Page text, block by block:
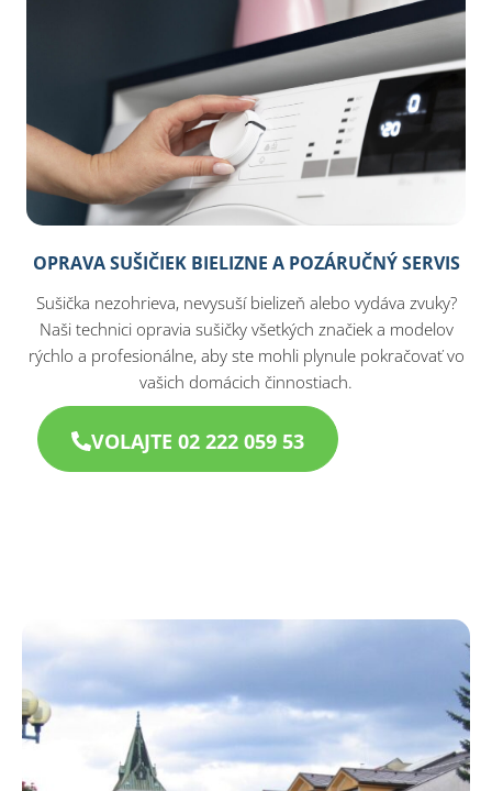
OPRAVA SUŠIČIEK BIELIZNE A POZÁRUČNÝ SERVIS
Sušička nezohrieva, nevysuší bielizeň alebo vydáva zvuky?
Naši technici opravia sušičky všetkých značiek a modelov
rýchlo a profesionálne, aby ste mohli plynule pokračovať vo
vašich domácich činnostiach.
VOLAJTE 02 222 059 53